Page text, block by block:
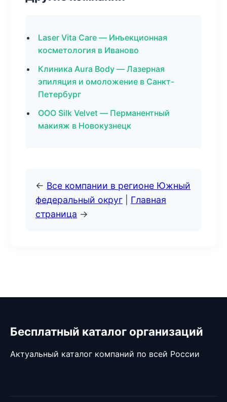
Laser Vita Care — Инъекционная
косметология в Иваново
Клиника Aura Body — Лазерная
эпиляция и омоложение в Санкт-
Петербург
ООО Silk Velvet — Перманентный
макияж в Новокузнецк
← Все компании в регионе Южный
федеральный округ
Главная
страница →
Бесплатный каталог организаций
Актуальный каталог компаний по всей России